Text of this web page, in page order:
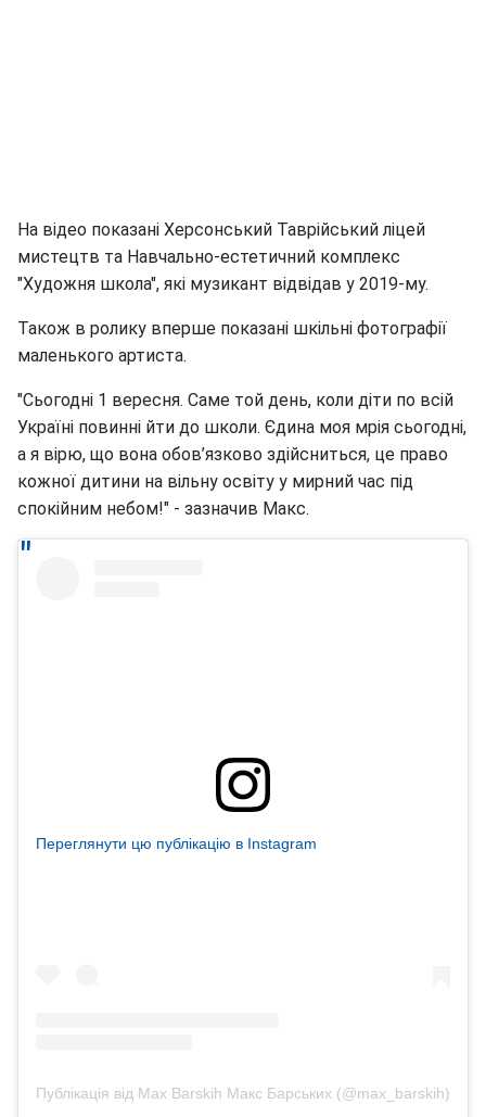
На відео показані Херсонський Таврійський ліцей
мистецтв та Навчально-естетичний комплекс
"Художня школа", які музикант відвідав у 2019-му.
Також в ролику вперше показані шкільні фотографії
маленького артиста.
"Сьогодні 1 вересня. Саме той день, коли діти по всій
Україні повинні йти до школи. Єдина моя мрія сьогодні,
а я вірю, що вона обов’язково здійсниться, це право
кожної дитини на вільну освіту у мирний час під
спокійним небом!" - зазначив Макс.
Переглянути цю публікацію в Instagram
Публікація від Max Barskih Макс Барських (@max_barskih)